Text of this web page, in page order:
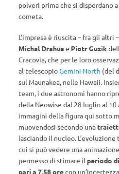
polveri prima che si disperdano
cometa.
L’impresa è riuscita – fra gli altri
Michal Drahuse Piotr Guzik
Cracovia, che per le loro
al telescopioGemini North (del
sul Maunakea, nelle Hawaii.
team, i due astronomi hanno
della Neowise dal 28 luglio al 10
immagini della figura qui sotto
muovendosi secondo una
lasciando il nucleo.
cui si può vedere una
permesso di stimare il periodo
pari a 7,58 orecon